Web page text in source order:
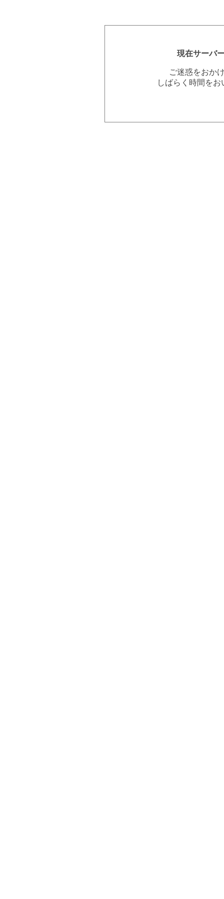
現在サーバ
ご迷惑をおか
しばらく時間を